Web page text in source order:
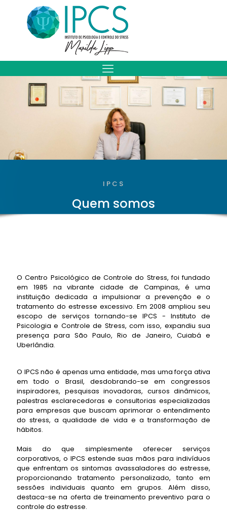
IPCS
Quem somos
O Centro Psicológico de Controle do Stress, foi fundado
em 1985 na vibrante cidade de Campinas, é uma
instituição dedicada a impulsionar a prevenção e o
tratamento do estresse excessivo. Em 2008 ampliou seu
escopo de serviços tornando-se IPCS - Instituto de
Psicologia e Controle de Stress, com isso, expandiu sua
presença para São Paulo, Rio de Janeiro, Cuiabá e
Uberlândia.
O IPCS não é apenas uma entidade, mas uma força ativa
em todo o Brasil, desdobrando-se em congressos
inspiradores, pesquisas inovadoras, cursos dinâmicos,
palestras esclarecedoras e consultorias especializadas
para empresas que buscam aprimorar o entendimento
do stress, a qualidade de vida e a transformação de
hábitos.
Mais do que simplesmente oferecer serviços
corporativos, o IPCS estende suas mãos para indivíduos
que enfrentam os sintomas avassaladores do estresse,
proporcionando tratamento personalizado, tanto em
sessões individuais quanto em grupos. Além disso,
destaca-se na oferta de treinamento preventivo para o
controle do estresse.